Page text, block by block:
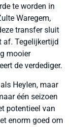
te worden in
Waregem,
transfer sluit
af. Tegelijkertijd
mooier
de verdediger.
Heylen, maar
één seizoen
potentieel van
enorm goed om